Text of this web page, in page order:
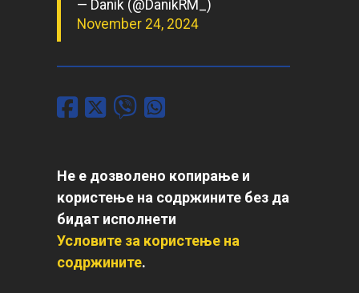
— Danik (@DanikRM_)
November 24, 2024
Не е дозволено копирање и
користење на содржините без да
бидат исполнети
Условите за користење на
содржините.